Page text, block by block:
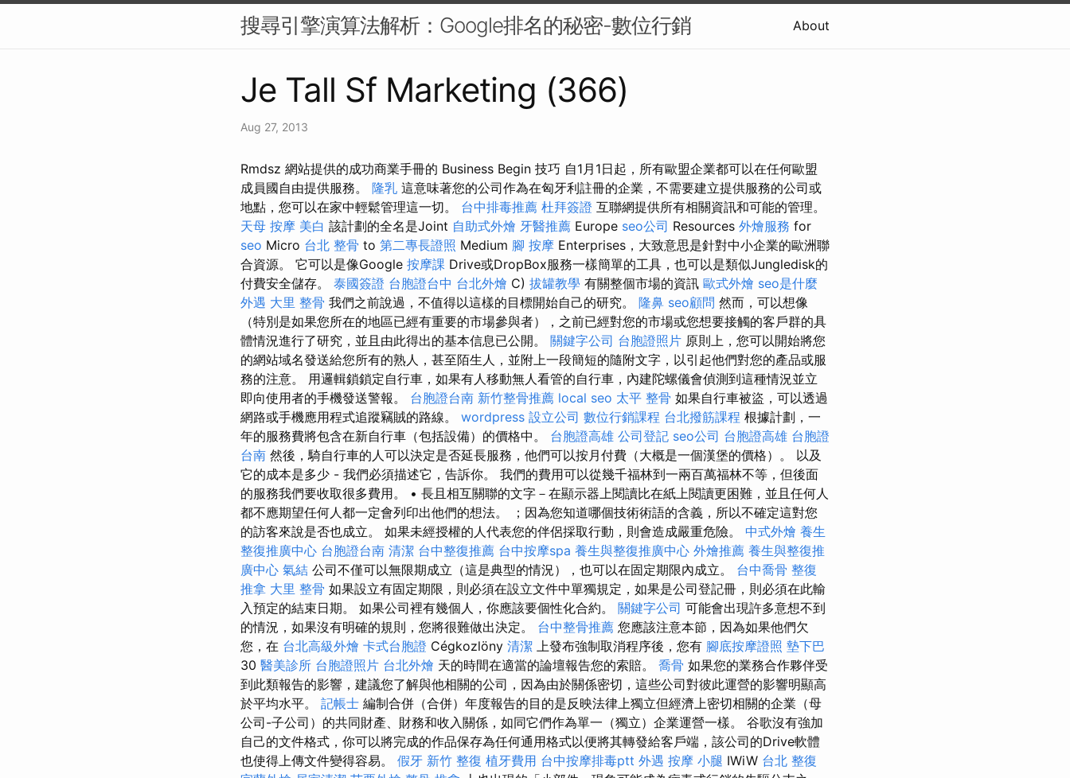
搜尋引擎演算法解析：Google排名的秘密-數位行銷 About
Je Tall Sf Marketing (366)
Aug 27, 2013
Rmdsz 網站提供的成功商業手冊的 Business Begin 技巧 自1月1日起，所有歐盟企業都可以在任何歐盟
成員國自由提供服務。 隆乳 這意味著您的公司作為在匈牙利註冊的企業，不需要建立提供服務的公司或
地點，您可以在家中輕鬆管理這一切。 台中排毒推薦 杜拜簽證 互聯網提供所有相關資訊和可能的管理。
天母 按摩 美白 該計劃的全名是Joint 自助式外燴 牙醫推薦 Europe seo公司 Resources 外燴服務 for
seo Micro 台北 整骨 to 第二專長證照 Medium 腳 按摩 Enterprises，大致意思是針對中小企業的歐洲聯
合資源。 它可以是像Google 按摩課 Drive或DropBox服務一樣簡單的工具，也可以是類似Jungledisk的
付費安全儲存。 泰國簽證 台胞證台中 台北外燴 C) 拔罐教學 有關整個市場的資訊 歐式外燴 seo是什麼
外遇 大里 整骨 我們之前說過，不值得以這樣的目標開始自己的研究。 隆鼻 seo顧問 然而，可以想像
（特別是如果您所在的地區已經有重要的市場參與者），之前已經對您的市場或您想要接觸的客戶群的具
體情況進行了研究，並且由此得出的基本信息已公開。 關鍵字公司 台胞證照片 原則上，您可以開始將您
的網站域名發送給您所有的熟人，甚至陌生人，並附上一段簡短的隨附文字，以引起他們對您的產品或服
務的注意。 用邏輯鎖鎖定自行車，如果有人移動無人看管的自行車，內建陀螺儀會偵測到這種情況並立
即向使用者的手機發送警報。 台胞證台南 新竹整骨推薦 local seo 太平 整骨 如果自行車被盜，可以透過
網路或手機應用程式追蹤竊賊的路線。 wordpress 設立公司 數位行銷課程 台北撥筋課程 根據計劃，一
年的服務費將包含在新自行車（包括設備）的價格中。 台胞證高雄 公司登記 seo公司 台胞證高雄 台胞證
台南 然後，騎自行車的人可以決定是否延長服務，他們可以按月付費（大概是一個漢堡的價格）。 以及
它的成本是多少 - 我們必須描述它，告訴你。 我們的費用可以從幾千福林到一兩百萬福林不等，但後面
的服務我們要收取很多費用。 • 長且相互關聯的文字－在顯示器上閱讀比在紙上閱讀更困難，並且任何人
都不應期望任何人都一定會列印出他們的想法。 ；因為您知道哪個技術術語的含義，所以不確定這對您
的訪客來說是否也成立。 如果未經授權的人代表您的伴侶採取行動，則會造成嚴重危險。 中式外燴 養生
整復推廣中心 台胞證台南 清潔 台中整復推薦 台中按摩spa 養生與整復推廣中心 外燴推薦 養生與整復推
廣中心 氣結 公司不僅可以無限期成立（這是典型的情況），也可以在固定期限內成立。 台中喬骨 整復
推拿 大里 整骨 如果設立有固定期限，則必須在設立文件中單獨規定，如果是公司登記冊，則必須在此輸
入預定的結束日期。 如果公司裡有幾個人，你應該要個性化合約。 關鍵字公司 可能會出現許多意想不到
的情況，如果沒有明確的規則，您將很難做出決定。 台中整骨推薦 您應該注意本節，因為如果他們欠
您，在 台北高級外燴 卡式台胞證 Cégkozlöny 清潔 上發布強制取消程序後，您有 腳底按摩證照 墊下巴
30 醫美診所 台胞證照片 台北外燴 天的時間在適當的論壇報告您的索賠。 喬骨 如果您的業務合作夥伴受
到此類報告的影響，建議您了解與他相關的公司，因為由於關係密切，這些公司對彼此運營的影響明顯高
於平均水平。 記帳士 編制合併（合併）年度報告的目的是反映法律上獨立但經濟上密切相關的企業（母
公司-子公司）的共同財產、財務和收入關係，如同它們作為單一（獨立）企業運營一樣。 谷歌沒有強加
自己的文件格式，你可以將完成的作品保存為任何通用格式以便將其轉發給客戶端，該公司的Drive軟體
也使得上傳文件變得容易。 假牙 新竹 整復 植牙費用 台中按摩排毒ptt 外遇 按摩 小腿 IWiW 台北 整復